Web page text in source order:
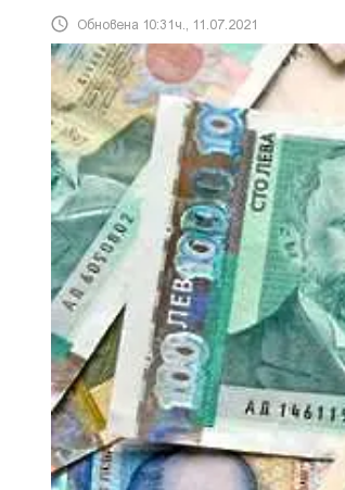
Обновена 10:31ч., 11.07.2021